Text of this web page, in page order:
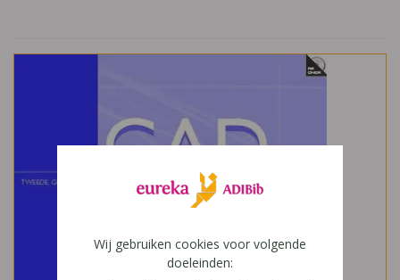
Wij gebruiken cookies voor volgende
doeleinden: